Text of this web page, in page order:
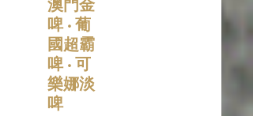
澳門金
啤 • 葡
國超霸
啤 • 可
樂娜淡
啤